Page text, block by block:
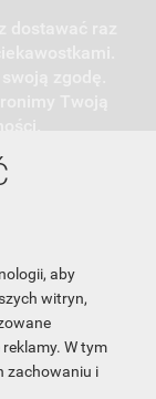
aby
witryn,
W tym
zachowaniu i